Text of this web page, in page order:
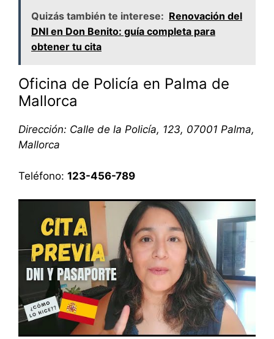
Quizás también te interese: Renovación del
DNI en Don Benito: guía completa para
obtener tu cita
Oficina de Policía en Palma de
Mallorca
Dirección: Calle de la Policía, 123, 07001 Palma,
Mallorca
Teléfono: 123-456-789